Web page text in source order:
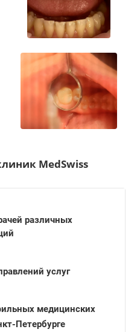
MedSwiss
различных
услуг
медицинских
Петербурге